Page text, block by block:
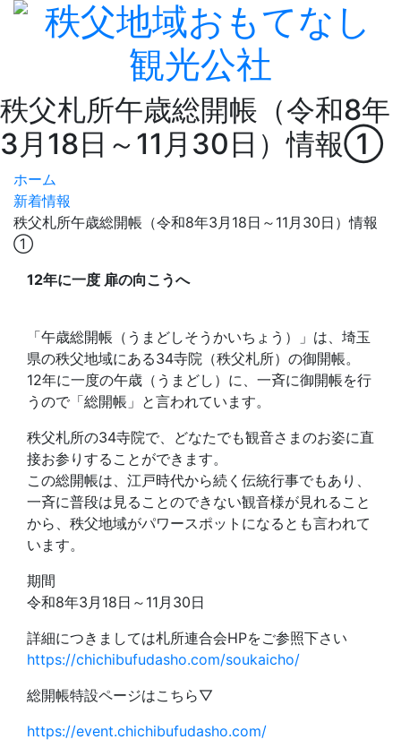
秩父札所午歳総開帳（令和8年
3月18日～11月30日）情報①
ホーム
新着情報
秩父札所午歳総開帳（令和8年3月18日～11月30日）情報
①
12年に一度 扉の向こうへ
「午歳総開帳（うまどしそうかいちょう）」は、埼玉
県の秩父地域にある34寺院（秩父札所）の御開帳。
12年に一度の午歳（うまどし）に、一斉に御開帳を行
うので「総開帳」と言われています。
秩父札所の34寺院で、どなたでも観音さまのお姿に直
接お参りすることができます。
この総開帳は、江戸時代から続く伝統行事でもあり、
一斉に普段は見ることのできない観音様が見れること
から、秩父地域がパワースポットになるとも言われて
います。
期間
令和8年3月18日～11月30日
詳細につきましては札所連合会HPをご参照下さい
https://chichibufudasho.com/soukaicho/
総開帳特設ページはこちら▽
https://event.chichibufudasho.com/